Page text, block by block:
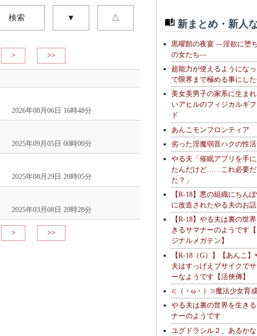
検索 ▼ △
> >>
2026年08月06日 16時48分
2025年09月05日 00時00分
2025年08月29日 20時05分
2025年03月08日 20時28分
> >>
新まとめ・新人
黒曜館の夜宴 —淫欲に堕
の女たち—
超能力が使えるようにな
で限界まで極める事にし
美女美男子の家系に生ま
いアヒルのフィジカルギ
ド
あんこモンフロンティア
劣った淫魔弱音ハクの性活
やる夫「催眠アプリを手
たんだけど……これ必要だ
た？」
【R-18】悪の組織にちん
に改造されたやる夫のお話
【R-18】やる夫は裏の世
きるサマナーのようです【
ジナルメガテン】
【R-18（G）】【あんこ】
夫はすっげえブサイクで
ーなようです【活俠傳】
∈（・ω・）∋魔法少女育
やる夫は裏の世界を生き
ナーのようです
ユグドラシル２、あるかな